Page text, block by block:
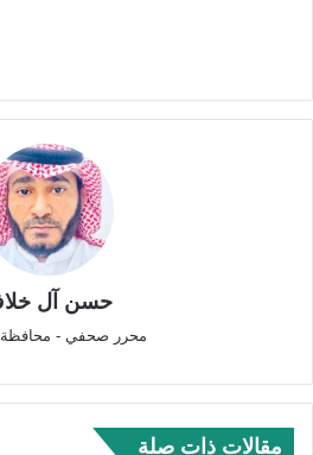
حسن آل
محرر صحفي - محافظة
مقالات ذات صلة